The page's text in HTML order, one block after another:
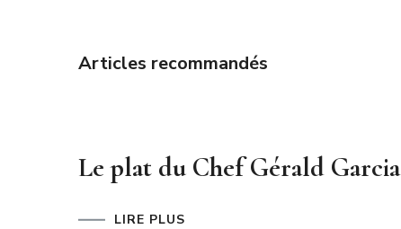
Articles recommandés
Le plat du Chef Gérald Garcia
LIRE PLUS